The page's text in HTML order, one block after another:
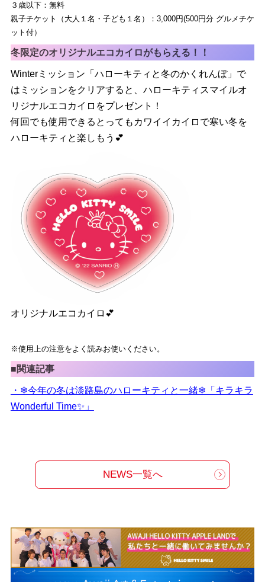
３歳以下：無料
親子チケット（大人１名・子ども１名）：3,000円(500円分 グルメチケ
ット付）
冬限定のオリジナルエコカイロがもらえる！！
Winterミッション「ハローキティと冬のかくれんぼ」で
はミッションをクリアすると、ハローキティスマイルオ
リジナルエコカイロをプレゼント！
何回でも使用できるとってもカワイイカイロで寒い冬を
ハローキティと楽しもう💕
オリジナルエコカイロ💕
※使用上の注意をよく読みお使いください。
■関連記事
・❄今年の冬は淡路島のハローキティと一緒❄「キラキラ
Wonderful Time✨」
NEWS一覧へ